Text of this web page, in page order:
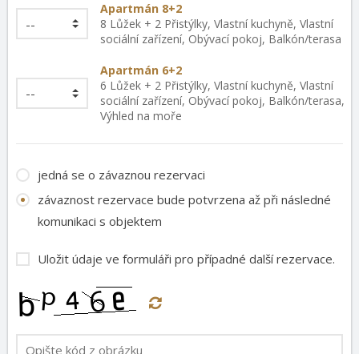
Apartmán 8+2
8 Lůžek + 2 Přistýlky, Vlastní kuchyně, Vlastní
sociální zařízení, Obývací pokoj, Balkón/terasa
Apartmán 6+2
6 Lůžek + 2 Přistýlky, Vlastní kuchyně, Vlastní
sociální zařízení, Obývací pokoj, Balkón/terasa,
Výhled na moře
jedná se o závaznou rezervaci
závaznost rezervace bude potvrzena až při následné
komunikaci s objektem
Uložit údaje ve formuláři pro případné další rezervace.